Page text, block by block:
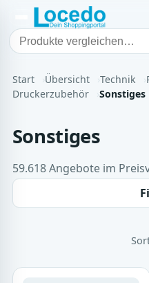
Start Übersicht Technik
Druckerzubehör
Sonstiges
Sonstiges
59.618 Angebote im